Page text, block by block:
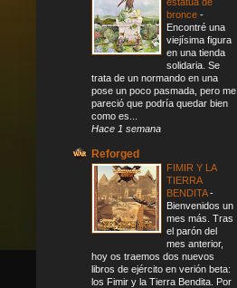
bronce -
Encontré una
viejísima figura
en una tienda
solidaria. Se
trata de un normando en una
pose un poco pasmada, pero me
pareció que podría quedar bien
como es...
Hace 1 semana
Reforged
FIMIR Y LA
TIERRA
BENDITA-
Bienvenidos un
mes más. Tras
el parón del
mes anterior,
hoy os traemos dos nuevos
libros de ejército en verión beta:
los Fimir y la Tierra Bendita. Por